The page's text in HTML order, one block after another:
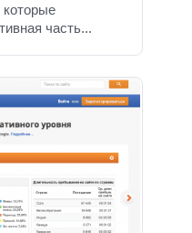
которые
часть...